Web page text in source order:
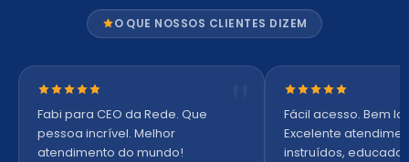
O QUE NOSSOS CLIENTES DIZEM
Nota 5 de 5 estrelas
Fabi para CEO da Rede. Que
pessoa incrível. Melhor
atendimento do mundo!
Nota 5 de 5
Fácil acesso. Bem
Excelente
instruídos,